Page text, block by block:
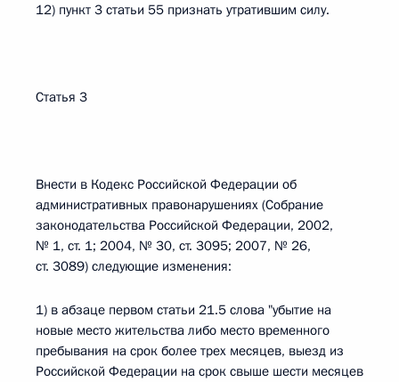
12) пункт 3 статьи 55 признать утратившим силу.
Статья 3
Внести в Кодекс Российской Федерации об
административных правонарушениях (Собрание
законодательства Российской Федерации, 2002,
№ 1, ст. 1; 2004, № 30, ст. 3095; 2007, № 26,
ст. 3089) следующие изменения:
1) в абзаце первом статьи 21.5 слова "убытие на
новые место жительства либо место временного
пребывания на срок более трех месяцев, выезд из
Российской Федерации на срок свыше шести месяцев